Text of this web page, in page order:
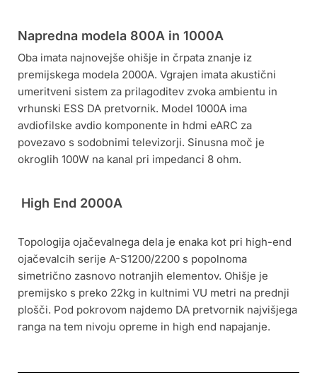
Napredna modela 800A in 1000A
Oba imata najnovejše ohišje in črpata znanje iz
premijskega modela 2000A. Vgrajen imata akustični
umeritveni sistem za prilagoditev zvoka ambientu in
vrhunski ESS DA pretvornik. Model 1000A ima
avdiofilske avdio komponente in hdmi eARC za
povezavo s sodobnimi televizorji. Sinusna moč je
okroglih 100W na kanal pri impedanci 8 ohm.
High End 2000A
Topologija ojačevalnega dela je enaka kot pri high-end
ojačevalcih serije A-S1200/2200 s popolnoma
simetrično zasnovo notranjih elementov. Ohišje je
premijsko s preko 22kg in kultnimi VU metri na prednji
plošči. Pod pokrovom najdemo DA pretvornik najvišjega
ranga na tem nivoju opreme in high end napajanje.